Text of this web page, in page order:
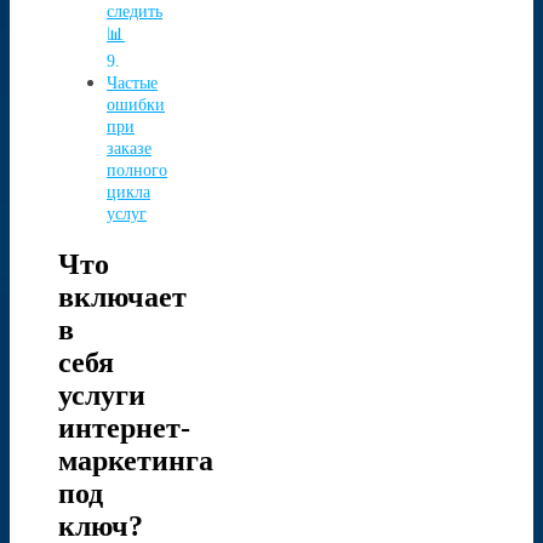
следить
📊
Частые
ошибки
при
заказе
полного
цикла
услуг
Что
включает
в
себя
услуги
интернет-
маркетинга
под
ключ?